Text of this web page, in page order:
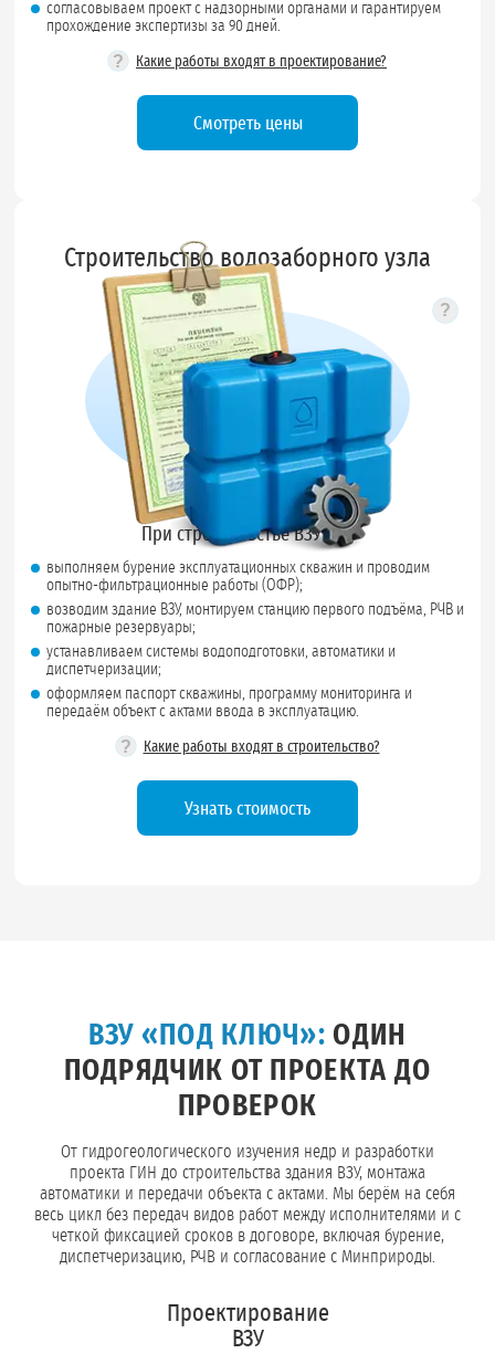
согласовываем проект с надзорными органами и гарантируем
прохождение экспертизы за 90 дней.
? Какие работы входят в проектирование?
Смотреть цены
Строительство водозаборного узла
?
При строительстве ВЗУ мы:
выполняем бурение эксплуатационных скважин и проводим
опытно-фильтрационные работы (ОФР);
возводим здание ВЗУ, монтируем станцию первого подъёма, РЧВ и
пожарные резервуары;
устанавливаем системы водоподготовки, автоматики и
диспетчеризации;
оформляем паспорт скважины, программу мониторинга и
передаём объект с актами ввода в эксплуатацию.
? Какие работы входят в строительство?
Узнать стоимость
ВЗУ «ПОД КЛЮЧ»: ОДИН
ПОДРЯДЧИК ОТ ПРОЕКТА ДО
ПРОВЕРОК
От гидрогеологического изучения недр и разработки
проекта ГИН до строительства здания ВЗУ, монтажа
автоматики и передачи объекта с актами. Мы берём на себя
весь цикл без передач видов работ между исполнителями и с
четкой фиксацией сроков в договоре, включая бурение,
диспетчеризацию, РЧВ и согласование с Минприроды.
Проектирование
ВЗУ